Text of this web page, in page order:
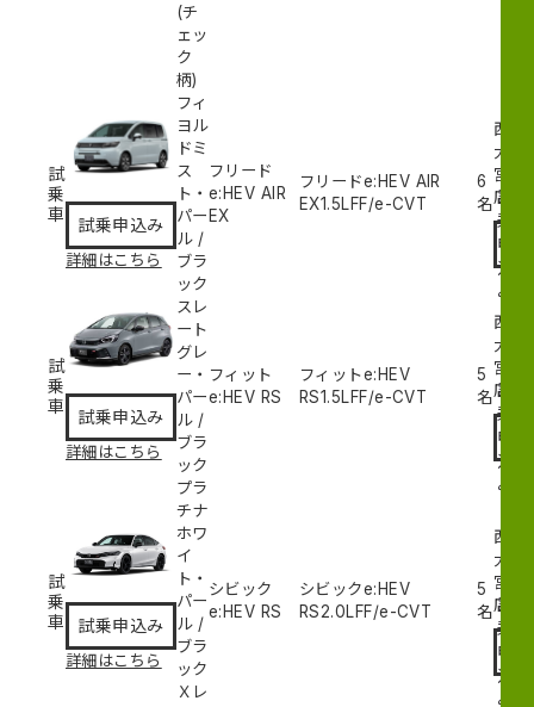
(チ
ェッ
ク
柄)
試
乗
車
試乗申込み
詳細はこちら
フィ
ヨル
ドミ
ス
ト・
パー
ル/
ブラ
ック
フリード
e:HEV AIR
EX
フリードe:HEV AIR
EX1.5L FF/e-CVT
6
名
西
大
宮
店試
乗
申
込
み
試
乗
車
試乗申込み
詳細はこちら
スレ
ート
グレ
ー・
パー
ル/
ブラ
ック
フィット
e:HEV RS
フィットe:HEV
RS1.5L FF/e-CVT
5
名
西
大
宮
店試
乗
申
込
み
試
乗
車
試乗申込み
詳細はこちら
プラ
チナ
ホワ
イ
ト・
パー
ル/
ブラ
ック
Ｘレ
シビック
e:HEV RS
シビックe:HEV
RS2.0L FF/e-CVT
5
名
西
大
宮
店試
乗
申
込
み